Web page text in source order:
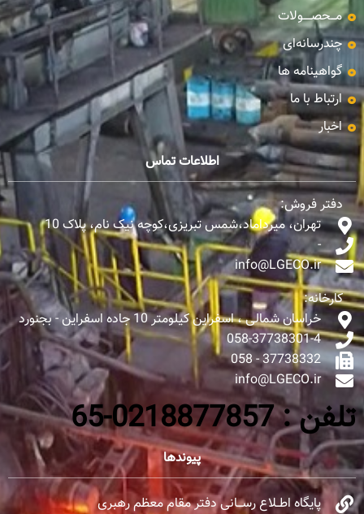
مـــحصـــــولات
چندرسانه‌ای
گواهینامه ها
ارتباط با ما
اخبار
اطلاعات تماس
دفتر فروش:
تهران، میرداماد،شمس تبریزی،کوچه نیک نام، پلاک 10
-
info@LGECO.ir
کارخانه:
خراسان شمالی ، اسفراین کیلومتر 10 جاده اسفراین - بجنورد
058-37738301-4
37738332 - 058
info@LGECO.ir
تلفن : 0218877857-65
پیوندها
پایگاه اطــلاع رســـانی دفتر مقام معظم رهبری